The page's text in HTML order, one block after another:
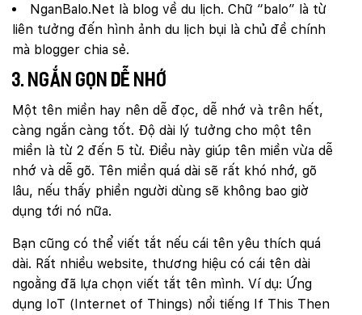
NganBalo.Net là blog về du lịch. Chữ “balo” là từ
liên tưởng đến hình ảnh du lịch bụi là chủ đề chính
mà blogger chia sẻ.
3. Ngắn gọn dễ nhớ
Một tên miền hay nên dễ đọc, dễ nhớ và trên hết,
càng ngắn càng tốt. Độ dài lý tưởng cho một tên
miền là từ 2 đến 5 từ. Điều này giúp tên miền vừa dễ
nhớ và dễ gõ. Tên miền quá dài sẽ rất khó nhớ, gõ
lâu, nếu thấy phiền người dùng sẽ không bao giờ
dụng tới nó nữa.
Bạn cũng có thể viết tắt nếu cái tên yêu thích quá
dài. Rất nhiều website, thương hiệu có cái tên dài
ngoằng đã lựa chọn viết tắt tên mình. Ví dụ: Ứng
dụng IoT (Internet of Things) nổi tiếng If This Then